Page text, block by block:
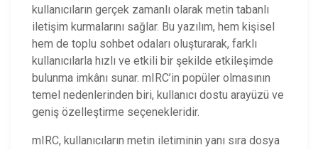
kullanıcıların gerçek zamanlı olarak metin tabanlı
iletişim kurmalarını sağlar. Bu yazılım, hem kişisel
hem de toplu sohbet odaları oluşturarak, farklı
kullanıcılarla hızlı ve etkili bir şekilde etkileşimde
bulunma imkânı sunar. mIRC’in popüler olmasının
temel nedenlerinden biri, kullanıcı dostu arayüzü ve
geniş özelleştirme seçenekleridir.
mIRC, kullanıcıların metin iletiminin yanı sıra dosya